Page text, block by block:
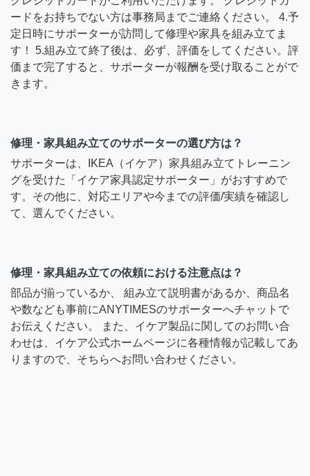
ードをお持ちでない方は事務局までご連絡ください。 4.予
定日時にサポーターが訪問して修理や家具を組み立てま
す！ 5.組み立て終了後は、必ず、評価をしてください。評
価まで完了すると、サポーターが報酬を受け取ることがで
きます。
修理・家具組み立てのサポーターの選び方は？
サポーターは、IKEA（イケア）家具組み立てトレーニン
グを受けた「イケア家具認定サポーター」がおすすめで
す。その他に、対応エリアや今までの評価/実績を確認し
て、選んでください。
修理・家具組み立ての依頼における注意点は？
部品が揃っているか、 組み立て説明書があるか、商品名
や数なども事前にANYTIMESのサポーターへチャットで
お伝えください。 また、イケア製品に関してのお問い合
わせは、イケア公式ホームページに各種情報が記載してあ
りますので、そちらへお問い合わせください。